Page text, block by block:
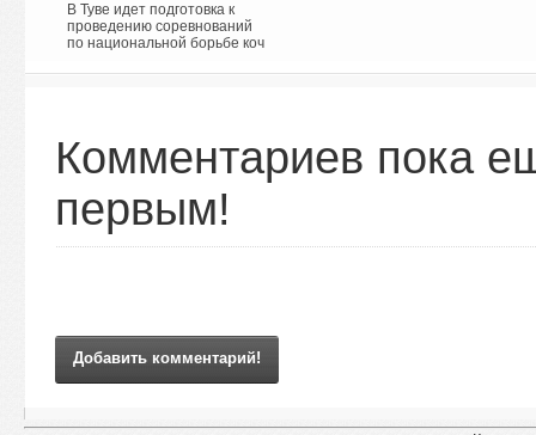
В Туве идет подготовка к
проведению соревнований
по национальной борьбе коч
Комментариев пока
первым!
Добавить комментарий!